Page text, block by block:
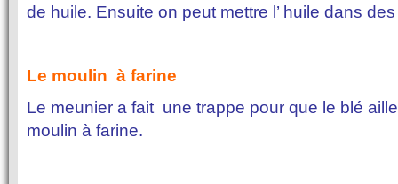
de huile. Ensuite on peut mettre l’ huile dans
Le moulin à farine
Le meunier a fait une trappe pour que le blé
moulin à farine.